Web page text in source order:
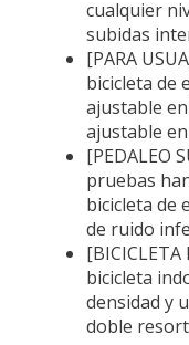
cualquier
subidas
[PARA
bicicleta de
ajustable
ajustable en
[PEDALEO
pruebas
bicicleta de
de ruido
[BICICLETA
bicicleta
densidad y
doble